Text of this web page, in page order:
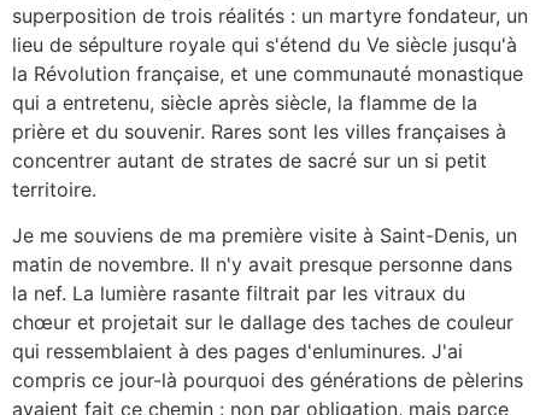
superposition de trois réalités : un martyre fondateur, un
lieu de sépulture royale qui s'étend du Ve siècle jusqu'à
la Révolution française, et une communauté monastique
qui a entretenu, siècle après siècle, la flamme de la
prière et du souvenir. Rares sont les villes françaises à
concentrer autant de strates de sacré sur un si petit
territoire.
Je me souviens de ma première visite à Saint-Denis, un
matin de novembre. Il n'y avait presque personne dans
la nef. La lumière rasante filtrait par les vitraux du
chœur et projetait sur le dallage des taches de couleur
qui ressemblaient à des pages d'enluminures. J'ai
compris ce jour-là pourquoi des générations de pèlerins
avaient fait ce chemin : non par obligation, mais parce